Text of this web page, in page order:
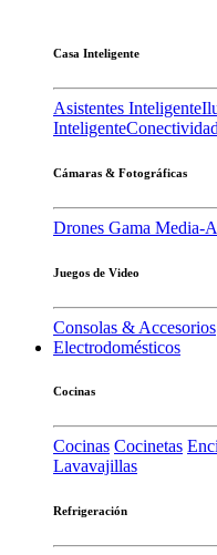
Casa Inteligente
Asistentes Inteligente
Inteligente
Cámaras & Fotográficas
Drones Gama Media-
Juegos de Video
Consolas & Accesorios
Electrodomésticos
Cocinas
Cocinas Cocinetas
Lavavajillas
Refrigeración